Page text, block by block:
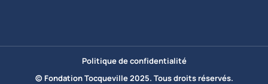
Politique de confidentialité
© Fondation Tocqueville 2025. Tous droits réservés.